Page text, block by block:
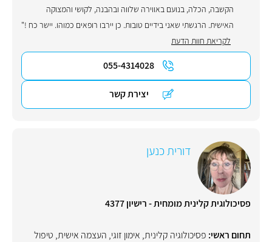
הקשבה, הכלה, בנועם באווירה שלווה ובהבנה, לקושי והמצוקה
האישית. הרגשתי שאני בידיים טובות. כן יירבו רופאים כמוהו. יישר כח !"
לקריאת חוות הדעת
055-4314028
יצירת קשר
דורית כנען
פסיכולוגית קלינית מומחית - רישיון 4377
תחום ראשי: פסיכולוגיה קלינית, אימון זוגי, העצמה אישית, טיפול